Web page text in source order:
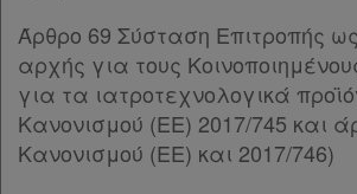
Άρθρο 69 Σύσταση Επιτροπής
αρχής για τους
για τα ιατροτεχνολογικά
Κανονισμού (ΕΕ) 2017/745 και
Κανονισμού (ΕΕ) και 2017/746)